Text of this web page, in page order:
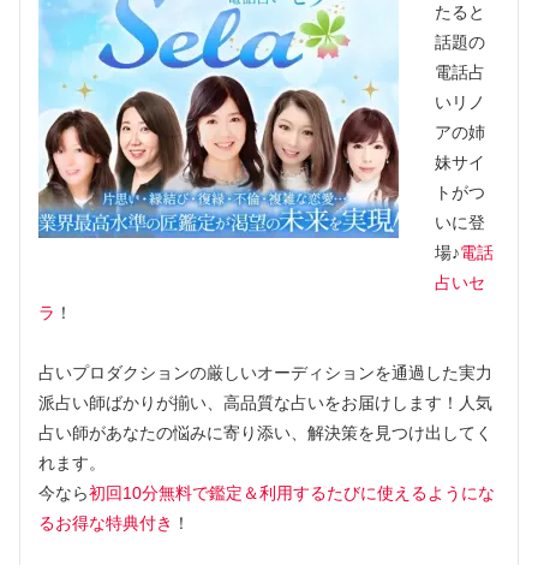
たると
話題の
電話占
いリノ
アの姉
妹サイ
トがつ
いに登
場♪電話
占いセ
ラ ！
占いプロダクションの厳しいオーディションを通過した実力
派占い師ばかりが揃い、高品質な占いをお届けします！人気
占い師があなたの悩みに寄り添い、解決策を見つけ出してく
れます。
今なら初回10分無料で鑑定＆利用するたびに使えるようにな
るお得な特典付き ！